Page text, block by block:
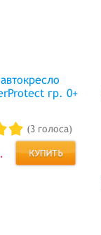
гр. 0+
(3 голоса)